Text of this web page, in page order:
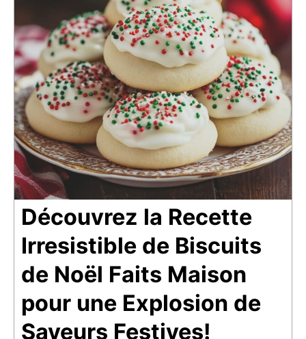
Découvrez la Recette
Irresistible de Biscuits
de Noël Faits Maison
pour une Explosion de
Saveurs Festives!